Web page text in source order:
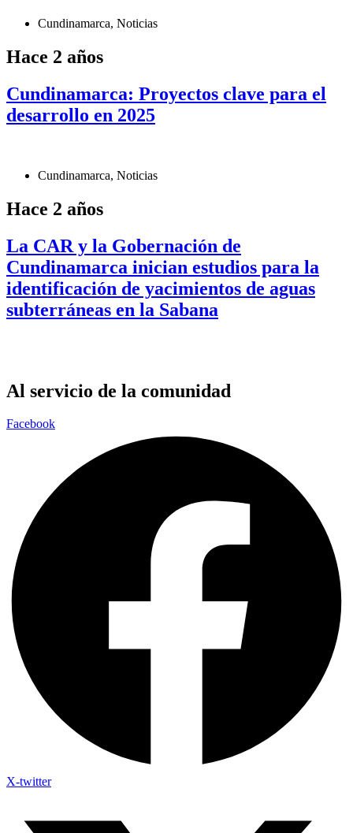
Cundinamarca, Noticias
Hace 2 años
Cundinamarca: Proyectos clave para el
desarrollo en 2025
Cundinamarca, Noticias
Hace 2 años
La CAR y la Gobernación de
Cundinamarca inician estudios para la
identificación de yacimientos de aguas
subterráneas en la Sabana
Al servicio de la comunidad
Facebook
X-twitter